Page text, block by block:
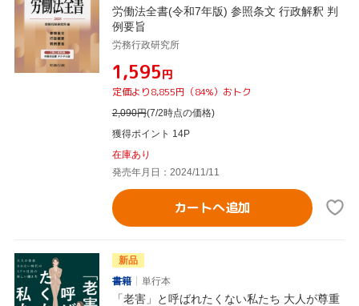
労働法全書(令和7年版) 参照条文 行政解釈 判
例要旨
労務行政研究所
¥1,595円
定価より8,855円（84%）おトク
2,090円(7/2時点の価格)
獲得ポイント 14P
在庫あり
発売年月日：2024/11/11
カートへ追加
新品
書籍
単行本
「老害」と呼ばれたくない私たち 大人が尊重